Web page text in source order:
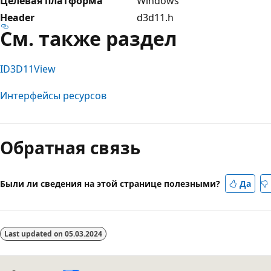
Header
d3d11.h
См. также раздел
ID3D11View
Интерфейсы ресурсов
Обратная связь
Были ли сведения на этой странице полезными? Да
Last updated on 05.03.2024